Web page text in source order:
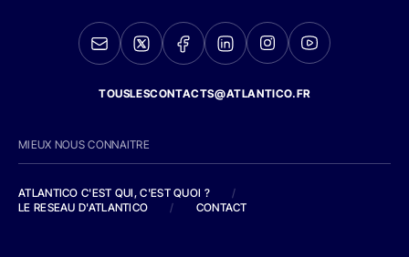
TOUSLESCONTACTS@ATLANTICO.FR
MIEUX NOUS CONNAITRE
ATLANTICO C'EST QUI, C'EST QUOI ?
/
LE RESEAU D'ATLANTICO
/ CONTACT